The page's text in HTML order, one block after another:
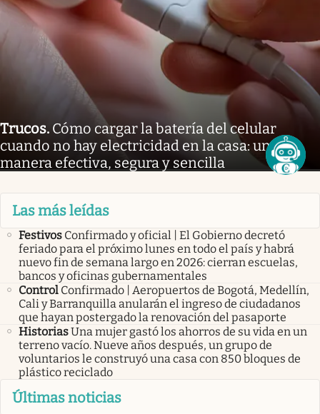
Trucos. Cómo cargar la batería del celular
cuando no hay electricidad en la casa: una
manera efectiva, segura y sencilla
Las más leídas
Festivos Confirmado y oficial | El Gobierno decretó
feriado para el próximo lunes en todo el país y habrá
nuevo fin de semana largo en 2026: cierran escuelas,
bancos y oficinas gubernamentales
Control Confirmado | Aeropuertos de Bogotá, Medellín,
Cali y Barranquilla anularán el ingreso de ciudadanos
que hayan postergado la renovación del pasaporte
HistoriasUna mujer gastó los ahorros de su vida en un
terreno vacío. Nueve años después, un grupo de
voluntarios le construyó una casa con 850 bloques de
plástico reciclado
Últimas noticias